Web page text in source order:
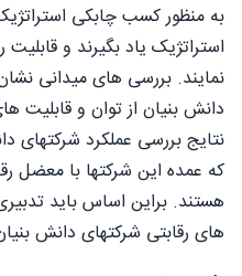
به منظور کسب چابکی
استراتژیک یاد بگیرند و
نمایند. بررسی های میدانی
دانش بنیان از توان و قابلیت
نتایج بررسی عملکرد شرکتهای
که عمده این شرکتها با معضل
هستند. براین اساس باید
های رقابتی شرکتهای دانش